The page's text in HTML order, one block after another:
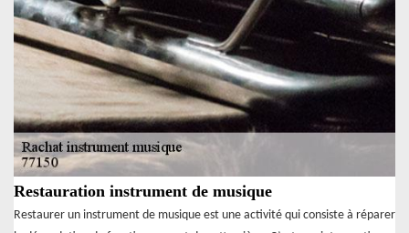
Restauration instrument de musique
Restaurer un instrument de musique est une activité qui consiste à réparer